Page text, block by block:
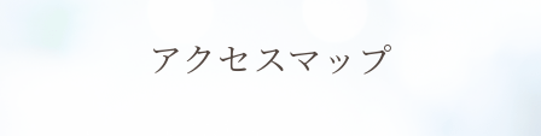
アクセスマップ